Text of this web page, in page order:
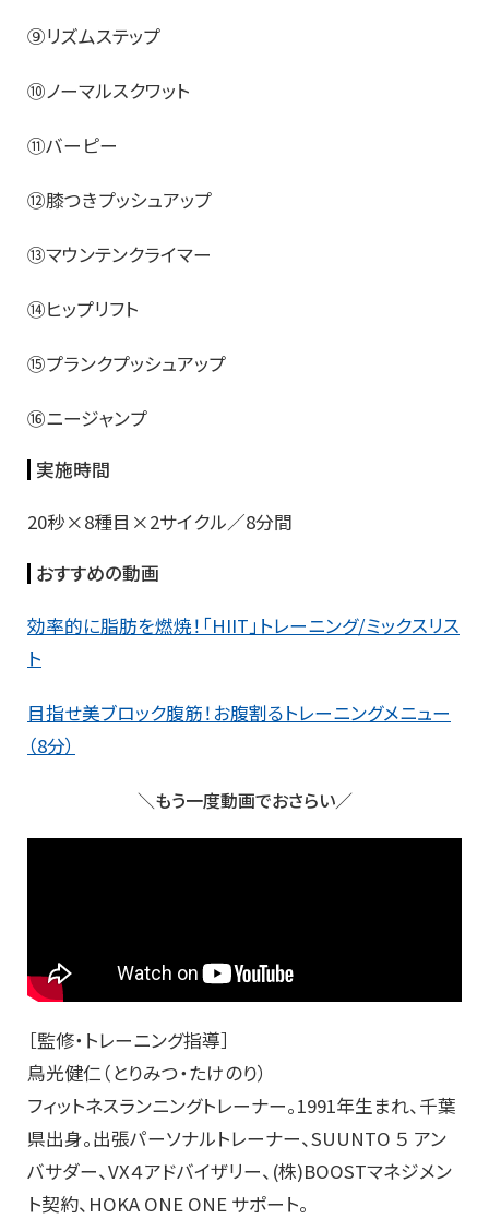
⑨リズムステップ
⑩ノーマルスクワット
⑪バーピー
⑫膝つきプッシュアップ
⑬マウンテンクライマー
⑭ヒップリフト
⑮プランクプッシュアップ
⑯ニージャンプ
実施時間
20秒×8種目×2サイクル／8分間
おすすめの動画
効率的に脂肪を燃焼！「HIIT」トレーニング/ミックスリス
ト
目指せ美ブロック腹筋！お腹割るトレーニングメニュー
（8分）
＼もう一度動画でおさらい／
［監修・トレーニング指導］
鳥光健仁（とりみつ・たけのり）
フィットネスランニングトレーナー。1991年生まれ、千葉
県出身。出張パーソナルトレーナー、SUUNTO ５ アン
バサダー、VX４アドバイザリー、(株)BOOSTマネジメン
ト契約、HOKA ONE ONE サポート。